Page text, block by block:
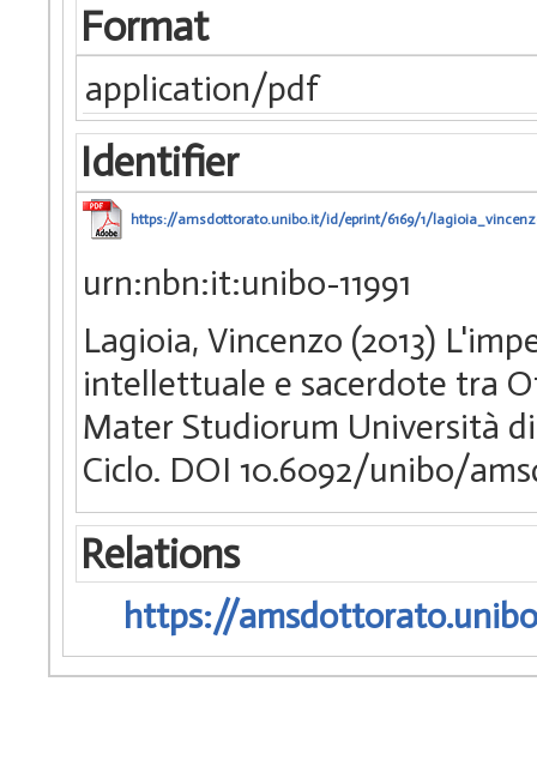
Format
application/pdf
Identifier
https://amsdottorato.unibo.it/id/eprint/6169/1/
urn:nbn:it:unibo-11991
Lagioia, Vincenzo (2013)
intellettuale e sacerdote tra
Mater Studiorum Università
Ciclo. DOI 10.6092/unibo/
Relations
https://